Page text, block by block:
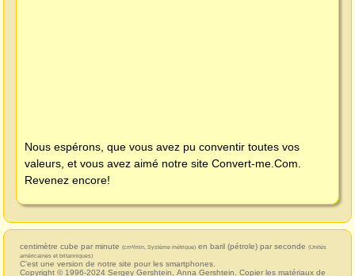
Nous espérons, que vous avez pu conventir toutes vos
valeurs, et vous avez aimé notre site Convert-me.Com
Revenez encore!
centimètre cube par minute (cm³/min, Système métrique) en baril (pétrole) par seconde (Unités
américaines et britanniques)
C'est une version de notre site pour les smartphones.
Copyright © 1996-2024 Sergey Gershtein Anna Gershtein . Copier les matériaux de